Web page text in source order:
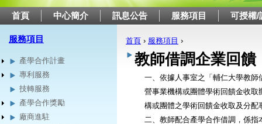
首頁 中心簡介 訊息公告 服務項目 可授權/
服務項目
產學合作計畫
專利服務
技轉服務
產學合作獎勵
廠商進駐
您在這裡
首頁 › 服務項目 ›
教師借調企業回饋
一、依據人事室之「輔仁大學教
營事業機構或團體學術回饋金收
構或團體之學術回饋金收取及分配
二、教師配合產學合作借調，係